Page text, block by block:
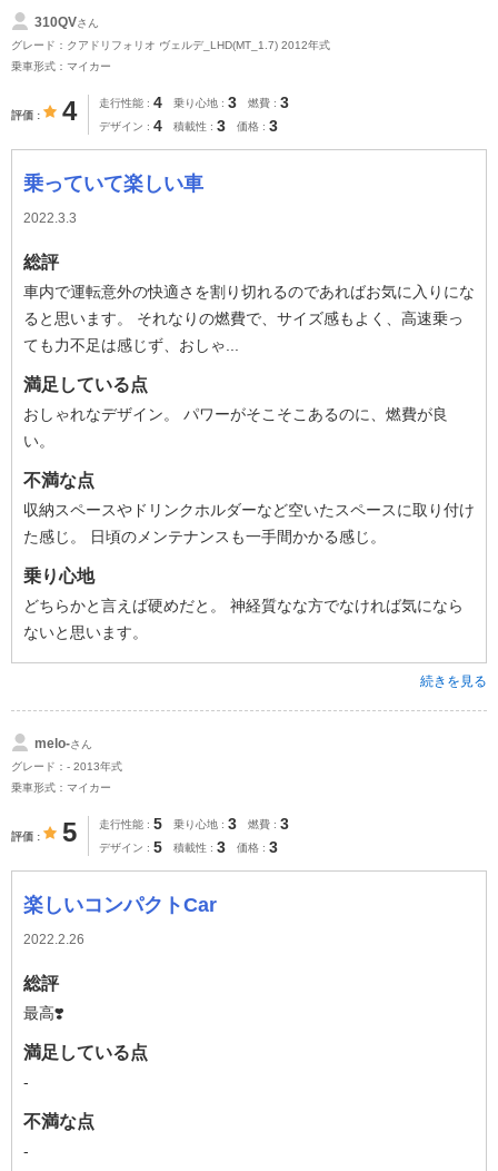
310QVさん
グレード：クアドリフォリオ ヴェルデ_LHD(MT_1.7) 2012年式
乗車形式：マイカー
評価 4 走行性能 4 乗り心地 3 燃費 3
デザイン 4 積載性 3 価格 3
乗っていて楽しい車
2022.3.3
総評
車内で運転意外の快適さを割り切れるのであればお気に入りにな
ると思います。 それなりの燃費で、サイズ感もよく、高速乗っ
ても力不足は感じず、おしゃ...
満足している点
おしゃれなデザイン。 パワーがそこそこあるのに、燃費が良
い。
不満な点
収納スペースやドリンクホルダーなど空いたスペースに取り付け
た感じ。 日頃のメンテナンスも一手間かかる感じ。
乗り心地
どちらかと言えば硬めだと。 神経質なな方でなければ気になら
ないと思います。
続きを見る
melo-さん
グレード：- 2013年式
乗車形式：マイカー
評価 5 走行性能 5 乗り心地 3 燃費 3
デザイン 5 積載性 3 価格 3
楽しいコンパクトCar
2022.2.26
総評
最高❣️
満足している点
-
不満な点
-